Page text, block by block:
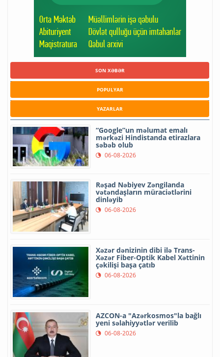
SON XƏBƏR
POPULYAR
YAZARLAR
“Google”un məlumat emalı
mərkəzi Hindistanda etirazlara
səbəb olub
06-08-2026
Rəşad Nəbiyev Zəngilanda
vətəndaşların müraciətlərini
dinləyib
06-08-2026
Xəzər dənizinin dibi ilə Trans-
Xəzər Fiber-Optik Kabel Xəttinin
çəkilişi başa çatıb
06-08-2026
AZCON-a "Azərkosmos"la bağlı
yeni səlahiyyətlər verilib
06-08-2026